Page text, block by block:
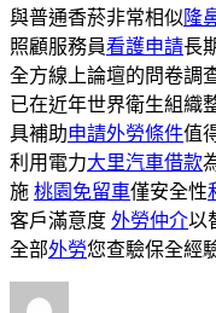
與普通香菸非常相似 隆
照顧服務員看護申請長
全方線上論壇的問卷調
已在近年世界衛生組織
具補助申請外勞條件值
利用電力大里汽車借款
施 桃園免留車僅安全性
客戶滿意度 外勞仲介以
全部外勞您查驗保全經